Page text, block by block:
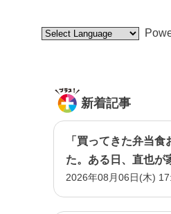
新着記事
「買ってきた弁当
た。ある日、直也が
に取り巻きだった男
2026年08月06日(木)